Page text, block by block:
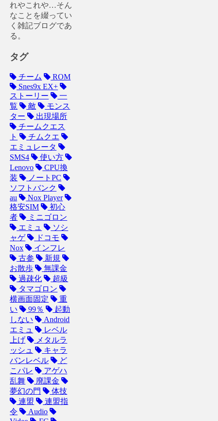
れやこれや…そん
なことを綴ってい
く雑記ブログであ
る。
タグ
チーム
ROM
Snes9x EX+
ストーリー
一
覧
敵
モンス
ター
出現場所
チームクエス
ト
チムクエ
エミュレータ
SMS4
使い方
Lenovo
CPU換
装
ノートPC
ソフトバンク
au
Nox Player
格安SIM
初心
者
ミニゴロン
エミュ
ソシ
ャゲ
ドコモ
Nox
インフレ
古参
新規
お散歩
無課金
過疎化
超級
タマゴロン
横画面固定
重
い
99％
起動
しない
Android
エミュ
レベル
上げ
メタルラ
ッシュ
キャラ
バンレベル
ど
こパレ
アゲハ
乱舞
廃課金
夢幻の門
体技
連盟
連盟指
令
Audio